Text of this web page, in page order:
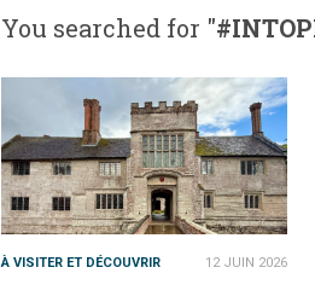
You searched for "
À VISITER ET DÉCOUVRIR 12 JUIN 2026